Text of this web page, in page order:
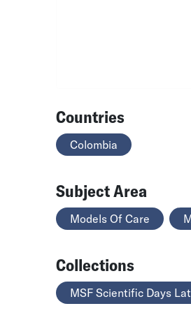
Countries
Colombia
Subject Area
Models Of Care
Collections
MSF Scientific Days